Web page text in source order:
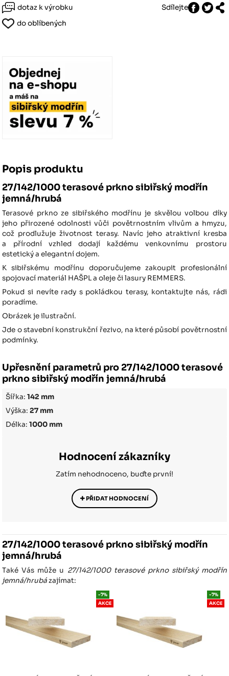
dotaz k výrobku
Sdílejte
do oblíbených
Popis produktu
27/142/1000 terasové prkno sibiřský modřín
jemná/hrubá
Terasové prkno ze sibiřského modřínu je skvělou volbou díky
jeho přirozené odolnosti vůči povětrnostním vlivům a hmyzu,
což prodlužuje životnost terasy. Navíc jeho atraktivní kresba
a přírodní vzhled dodají každému venkovnímu prostoru
estetický a elegantní dojem.
K sibiřskému modřínu doporučujeme zakoupit profesionální
spojovací materiál HAŠPL a oleje či lasury REMMERS.
Pokud si nevíte rady s pokládkou terasy, kontaktujte nás, rádi
poradíme.
Obrázek je ilustrační.
Jde o stavební konstrukční řezivo, na které působí povětrnostní
podmínky.
Upřesnění parametrů pro 27/142/1000 terasové
prkno sibiřský modřín jemná/hrubá
Šířka:142 mm
Výška:27 mm
Délka:1000 mm
Hodnocení zákazníky
Zatím nehodnoceno, buďte první!
PŘIDAT HODNOCENÍ
27/142/1000 terasové prkno sibiřský modřín
jemná/hrubá
Také Vás může u 27/142/1000 terasové prkno sibiřský modřín
jemná/hrubázajímat:
-7%
AKCE
-7%
AKCE